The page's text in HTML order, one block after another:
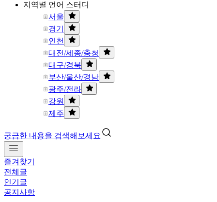
지역별 언어 스터디
서울
경기
인천
대전/세종/충청
대구/경북
부산/울산/경남
광주/전라
강원
제주
궁금한 내용을 검색해보세요
즐겨찾기
전체글
인기글
공지사항